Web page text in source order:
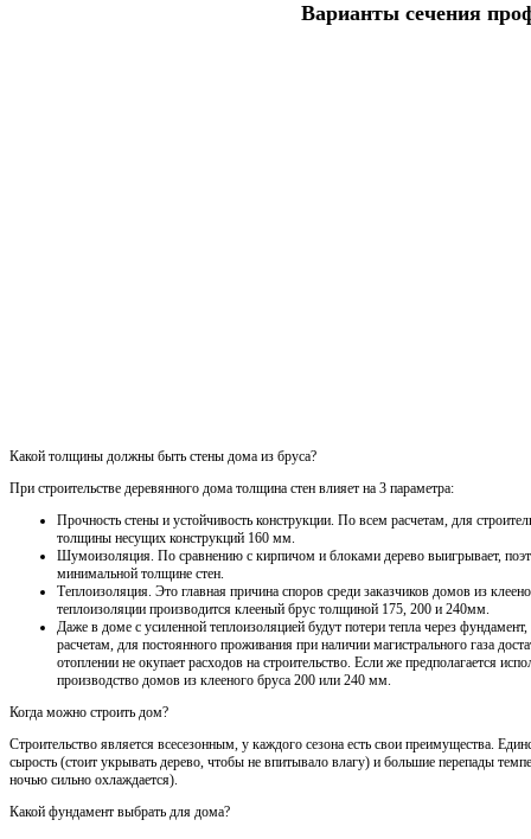
Варианты сечения
Какой толщины должны быть стены дома из бруса?
При строительстве деревянного дома толщина стен влияет на 3 параметра:
Прочность стены и устойчивость конструкции. По всем расчетам, для
толщины несущих конструкций 160 мм.
Шумоизоляция. По сравнению с кирпичом и блоками дерево выигрывает,
минимальной толщине стен.
Теплоизоляция. Это главная причина споров среди заказчиков домов из
теплоизоляции производится клееный брус толщиной 175, 200 и 240мм.
Даже в доме с усиленной теплоизоляцией будут потери тепла через
расчетам, для постоянного проживания при наличии магистрального газа
отоплении не окупает расходов на строительство. Если же предполагается
производство домов из клееного бруса 200 или 240 мм.
Когда можно строить дом?
Строительство является всесезонным, у каждого сезона есть свои преимущества.
сырость (стоит укрывать дерево, чтобы не впитывало влагу) и большие перепады
ночью сильно охлаждается).
Какой фундамент выбрать для дома?